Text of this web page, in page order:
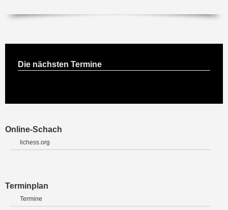
Die nächsten Termine
Online-Schach
lichess.org
Terminplan
Termine